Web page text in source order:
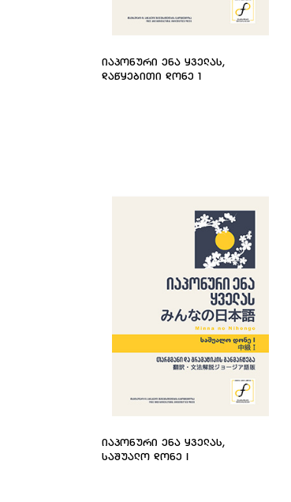
ᲘᲐᲞᲝᲜᲣᲠᲘ ᲔᲜᲐ ᲧᲕᲔᲚᲐᲡ,
ᲓᲐᲬᲧᲔᲑᲘᲗᲘ ᲓᲝᲜᲔ 1
ᲘᲐᲞᲝᲜᲣᲠᲘ ᲔᲜᲐ ᲧᲕᲔᲚᲐᲡ,
ᲡᲐᲨᲣᲐᲚᲝ ᲓᲝᲜᲔ I